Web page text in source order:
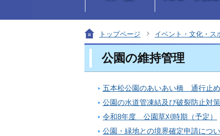
トップページ イベント・文化・ス
公園の維持管理
五本松公園のあいあい橋 通行止
公園の水道管凍結及び破裂防止対
令和8年度 公園草刈時期（予定）
公園・緑地との境界確定申請につ